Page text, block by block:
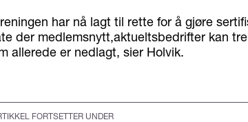
har nå lagt til rette for å gjøre
der medlemsnytt,aktueltsbedrifter kan
allerede er nedlagt, sier Holvik.
FORTSETTER UNDER